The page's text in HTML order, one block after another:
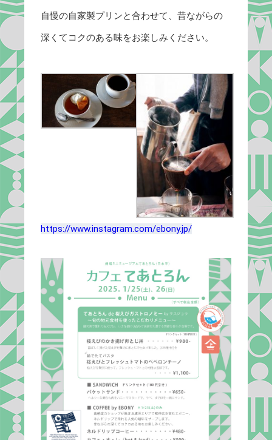
自慢の自家製プリンと合わせて、昔ながらの
深くてコクのある味をお楽しみください。
https://www.instagram.com/ebony.jp/